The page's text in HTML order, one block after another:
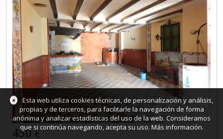
7
450€
×
Esta web utiliza cookies técnicas, de personalización y análisis,
propias y de terceros, para facilitarle la navegación de forma
anónima y analizar estadísticas del uso de la web. Consideramos
que si continúa navegando, acepta su uso. Más información.